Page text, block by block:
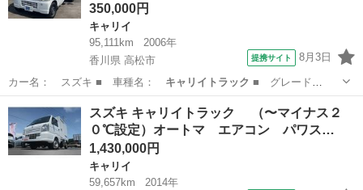
350,000円
キャリイ
95,111km
2006年
香川県 高松市
提携サイト 8月3日
カー名： スズキ ■ 車種名： キャリイトラック ■ グレード
名： ＫＣ ■ 排…
香川 高松市 キャリイ
スズキ キャリイトラック （〜マイナス２
０℃設定）オートマ エアコン パワス…
1,430,000円
キャリイ
59,657km
2014年